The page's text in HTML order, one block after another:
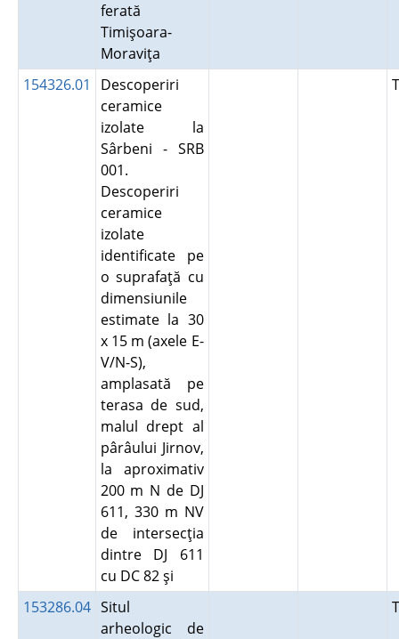
ferată
Timişoara-
Moraviţa
154326.01
Descoperiri
ceramice
izolate la
Sârbeni - SRB
001.
Descoperiri
ceramice
izolate
identificate pe
o suprafaţă cu
dimensiunile
estimate la 30
x 15 m (axele E-
V/N-S),
amplasată pe
terasa de sud,
malul drept al
pârâului Jirnov,
la aproximativ
200 m N de DJ
611, 330 m NV
de intersecţia
dintre DJ 611
cu DC 82 şi
153286.04 Situl
arheologic de